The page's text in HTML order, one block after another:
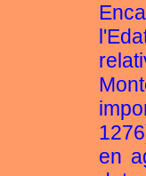
en